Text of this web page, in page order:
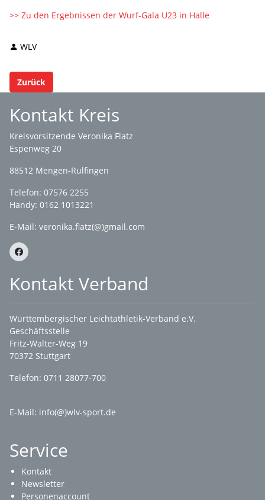
>> Zu den Ergebnissen der Wurf-Gala U23 in Halle
WLV
Zurück
Kontakt Kreis
Kreisvorsitzende Veronika Flatz
Espenweg 20
88512 Mengen-Rulfingen
Telefon: 07576 2255
Handy: 0162 1013221
E-Mail: veronika.flatz(@)gmail.com
Kontakt Verband
Württembergischer Leichtathletik-Verband e.V.
Geschäftsstelle
Fritz-Walter-Weg 19
70372 Stuttgart
Telefon: 0711 28077-700
E-Mail: info(@)wlv-sport.de
Service
Kontakt
Newsletter
Personenaccount